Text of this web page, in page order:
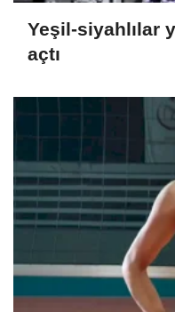
Yeşil-siyahlılar
açtı